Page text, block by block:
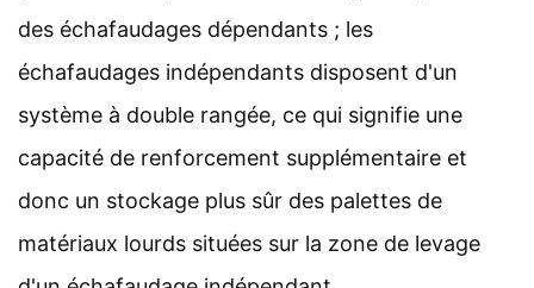
des échafaudages dépendants ; les
échafaudages indépendants disposent d'un
système à double rangée, ce qui signifie une
capacité de renforcement supplémentaire et
donc un stockage plus sûr des palettes de
matériaux lourds situées sur la zone de levage